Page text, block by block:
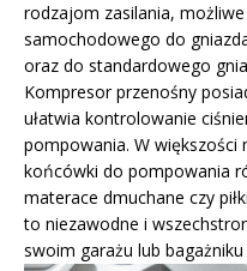
rodzajom zasilania,
samochodowego do
oraz do standardowego
Kompresor przenośny
ułatwia kontrolowanie
pompowania. W
końcówki do pompowania
materace dmuchane czy
to niezawodne i
swoim garażu lub